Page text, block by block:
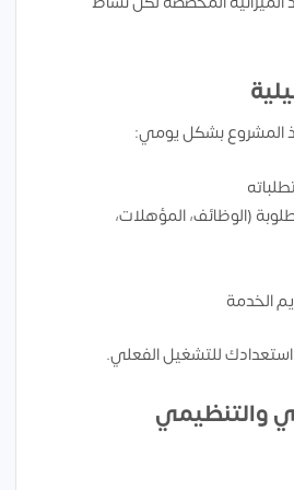
المشروع بشكل يومي:
(الوظائف، المؤهلات،
الخدمة
للتشغيل الفعلي.